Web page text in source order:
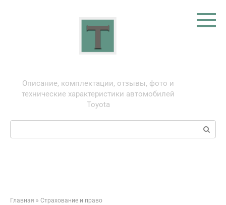
Описание, комплектации, отзывы, фото и
технические характеристики автомобилей
Toyota
Поиск:
Главная » Страхование и право